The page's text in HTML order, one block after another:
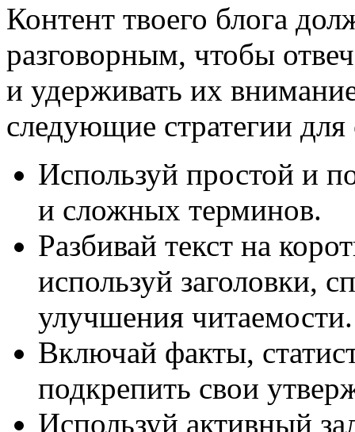
Контент твоего блога
разговорным, чтобы
и удерживать их
следующие стратегии для
Используй простой и
и сложных терминов.
Разбивай текст на
используй заголовки,
улучшения читаемости.
Включай факты,
подкрепить свои
Используй активный